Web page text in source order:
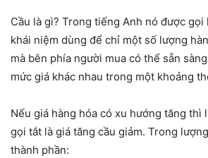
Cầu là gì? Trong tiếng Anh nó được gọi
khái niệm dùng để chỉ một số lượng
mà bên phía người mua có thể sẵn
mức giá khác nhau trong một khoảng
Nếu giá hàng hóa có xu hướng tăng thì
gọi tắt là giá tăng cầu giảm. Trong
thành phần: